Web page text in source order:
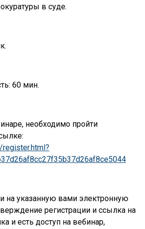
в суде.
60 мин.
необходимо пройти
на указанную вами электронную
регистрации и ссылка на
и есть доступ на вебинар,